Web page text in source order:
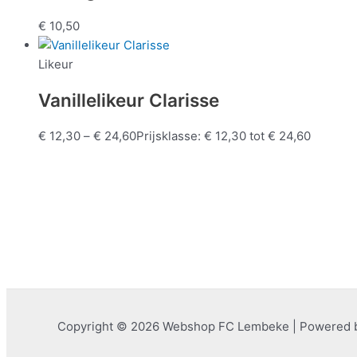
€ 10,50
Likeur
Vanillelikeur Clarisse
€ 12,30 – € 24,60Prijsklasse: € 12,30 tot € 24,60
Copyright © 2026 Webshop FC Lembeke | Powered